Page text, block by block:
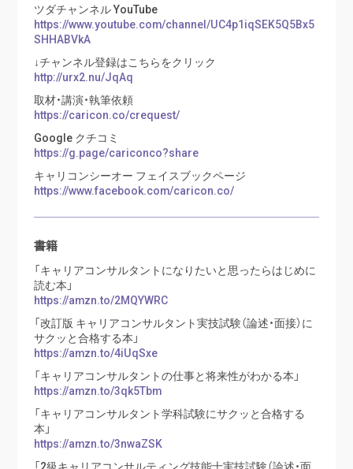
ツダチャンネル YouTube
https://www.youtube.com/channel/UC4p1iqSEK5Q5Bx5
SHHABVkA
↓チャンネル登録はこちらをクリック
http://urx2.nu/JqAq
取材・講演・執筆依頼
https://caricon.co/crequest/
Google クチコミ
https://g.page/cariconco?share
キャリコンシーオー フェイスブックページ
https://www.facebook.com/caricon.co/
書籍
「キャリアコンサルタントになりたいと思ったらはじめに
読む本」
https://amzn.to/2MQYWRC
「改訂版 キャリアコンサルタント実技試験（論述・面接）に
サクッと合格する本」
https://amzn.to/4iUqSxe
「キャリアコンサルタントの仕事と将来性がわかる本」
https://amzn.to/3qk5Tbm
「キャリアコンサルタント学科試験にサクッと合格する
本」
https://amzn.to/3nwaZSK